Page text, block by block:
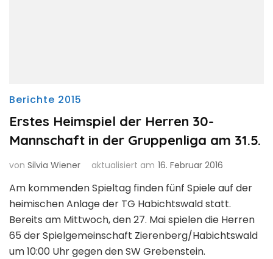
Berichte 2015
Erstes Heimspiel der Herren 30-
Mannschaft in der Gruppenliga am 31.5.
von Silvia Wiener aktualisiert am 16. Februar 2016
Am kommenden Spieltag finden fünf Spiele auf der
heimischen Anlage der TG Habichtswald statt.
Bereits am Mittwoch, den 27. Mai spielen die Herren
65 der Spielgemeinschaft Zierenberg/Habichtswald
um 10:00 Uhr gegen den SW Grebenstein.